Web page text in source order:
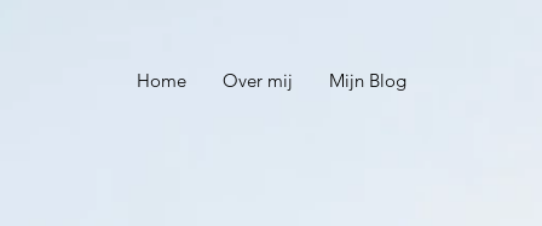
Home Over mij Mijn Blog